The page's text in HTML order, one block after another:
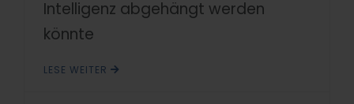
Intelligenz abgehängt werden
könnte
LESE WEITER